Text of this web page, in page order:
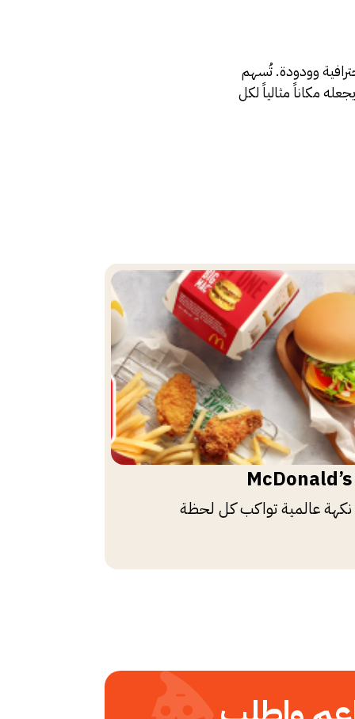
وودودة. تُسهم
مكاناً مثالياً لكل
McDonald’s
نكهة عالمية تواكب كل لحظة